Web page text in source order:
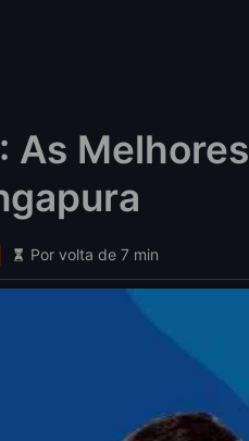
As Melhores
Por volta de 7 min